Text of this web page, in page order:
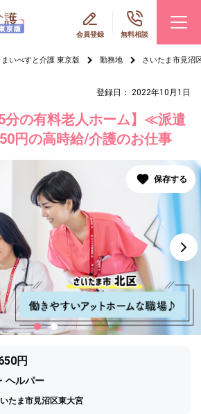
会員登録 無料相談
まいべすと介護 東京版 勤務地 さいたま市見沼
登録日： 2022年10月1日
5分の有料老人ホーム】≪派遣
円の高時給/介護のお仕事
円
ヘルパー
たま市見沼区東大宮